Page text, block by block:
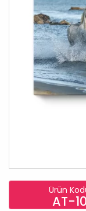
Ürün
AT-10